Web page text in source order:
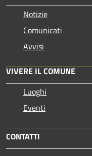
Notizie
Comunicati
Avvisi
VIVERE IL COMUNE
Luoghi
Eventi
CONTATTI